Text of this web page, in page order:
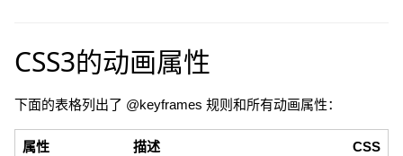
CSS3的动画属性
下面的表格列出了 @keyframes 规则和所有动画属性：
属性 描述 CSS